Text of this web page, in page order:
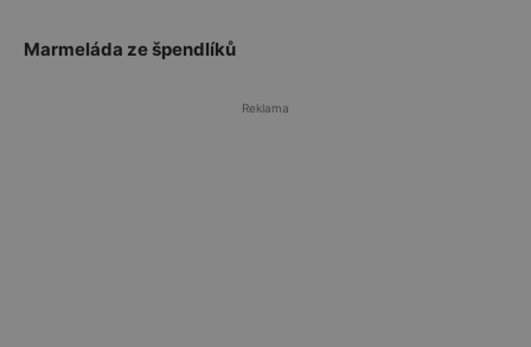
Marmeláda ze špendlíků
Reklama